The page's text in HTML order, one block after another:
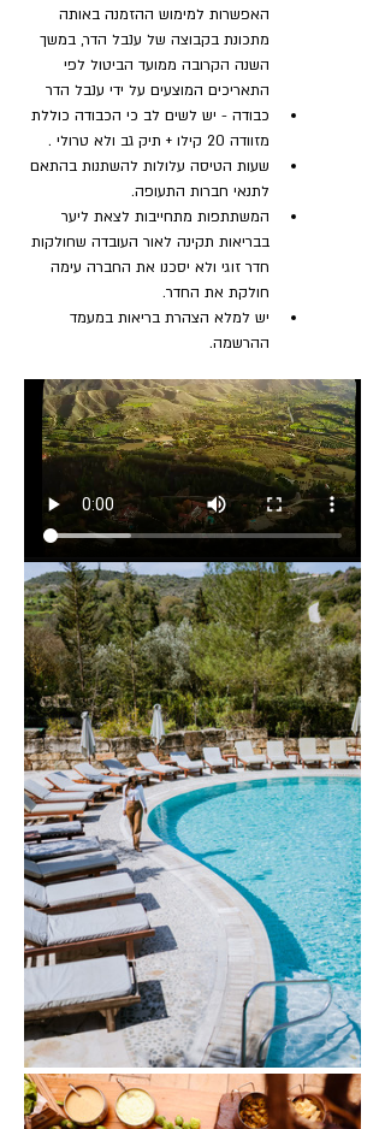
האפשרות למימוש ההזמנה באותה
מתכונת בקבוצה של ענבל הדר, במשך
השנה הקרובה ממועד הביטול לפי
התאריכים המוצעים על ידי ענבל הדר
כבודה - יש לשים לב כי הכבודה כוללת
מזוודה 20 קילו + תיק גב ולא טרולי .
שעות הטיסה עלולות להשתנות בהתאם
לתנאי חברות התעופה.
המשתתפות מתחייבות לצאת ליער
בבריאות תקינה לאור העובדה שחולקות
חדר זוגי ולא יסכנו את החברה עימה
חולקת את החדר.
יש למלא הצהרת בריאות במעמד
ההרשמה.